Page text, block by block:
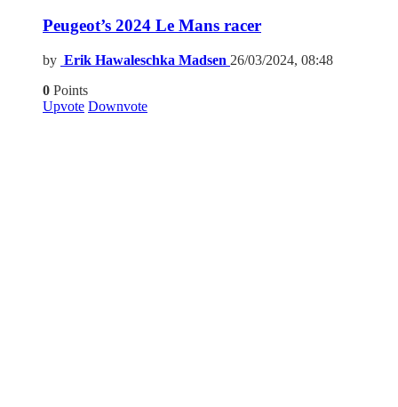
Peugeot’s 2024 Le Mans racer
by Erik Hawaleschka Madsen 26/03/2024, 08:48
0 Points
Upvote Downvote